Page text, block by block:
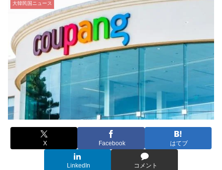
大韓民国ニュース
X Facebook はてブ
LinkedIn コメント